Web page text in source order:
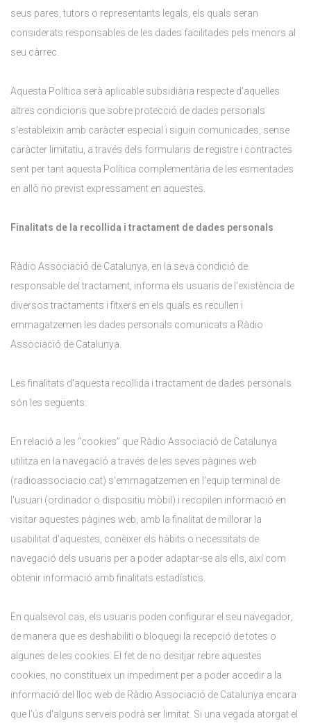
seus pares, tutors o representants legals, els quals seran
considerats responsables de les dades facilitades pels menors al
seu càrrec.
Aquesta Política serà aplicable subsidiària respecte d'aquelles
altres condicions que sobre protecció de dades personals
s'estableixin amb caràcter especial i siguin comunicades, sense
caràcter limitatiu, a través dels formularis de registre i contractes
sent per tant aquesta Política complementària de les esmentades
en allò no previst expressament en aquestes.
Finalitats de la recollida i tractament de dades personals
Ràdio Associació de Catalunya, en la seva condició de
responsable del tractament, informa els usuaris de l'existència de
diversos tractaments i fitxers en els quals es recullen i
emmagatzemen les dades personals comunicats a Ràdio
Associació de Catalunya.
Les finalitats d'aquesta recollida i tractament de dades personals
són les següents:
En relació a les “cookies” que Ràdio Associació de Catalunya
utilitza en la navegació a través de les seves pàgines web
(radioassociacio.cat) s'emmagatzemen en l'equip terminal de
l'usuari (ordinador o dispositiu mòbil) i recopilen informació en
visitar aquestes pàgines web, amb la finalitat de millorar la
usabilitat d'aquestes, conèixer els hàbits o necessitats de
navegació dels usuaris per a poder adaptar-se als ells, així com
obtenir informació amb finalitats estadístics.
En qualsevol cas, els usuaris poden configurar el seu navegador,
de manera que es deshabiliti o bloquegi la recepció de totes o
algunes de les cookies. El fet de no desitjar rebre aquestes
cookies, no constitueix un impediment per a poder accedir a la
informació del lloc web de Ràdio Associació de Catalunya encara
que l'ús d'alguns serveis podrà ser limitat. Si una vegada atorgat el